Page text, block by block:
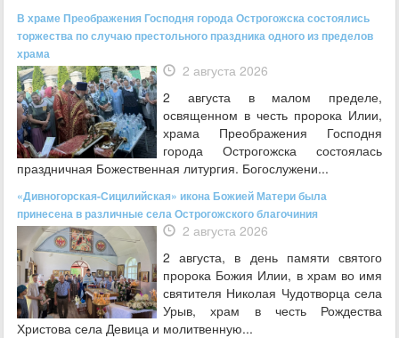
В храме Преображения Господня города Острогожска состоялись
торжества по случаю престольного праздника одного из пределов
храма
2 августа 2026
2 августа в малом пределе,
освященном в честь пророка Илии,
храма Преображения Господня
города Острогожска состоялась
праздничная Божественная литургия. Богослужени...
«Дивногорская-Сицилийская» икона Божией Матери была
принесена в различные села Острогожского благочиния
2 августа 2026
2 августа, в день памяти святого
пророка Божия Илии, в храм во имя
святителя Николая Чудотворца села
Урыв, храм в честь Рождества
Христова села Девица и молитвенную...